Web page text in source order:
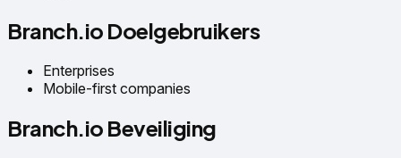
Branch.io Doelgebruikers
Enterprises
Mobile-first companies
Branch.io Beveiliging